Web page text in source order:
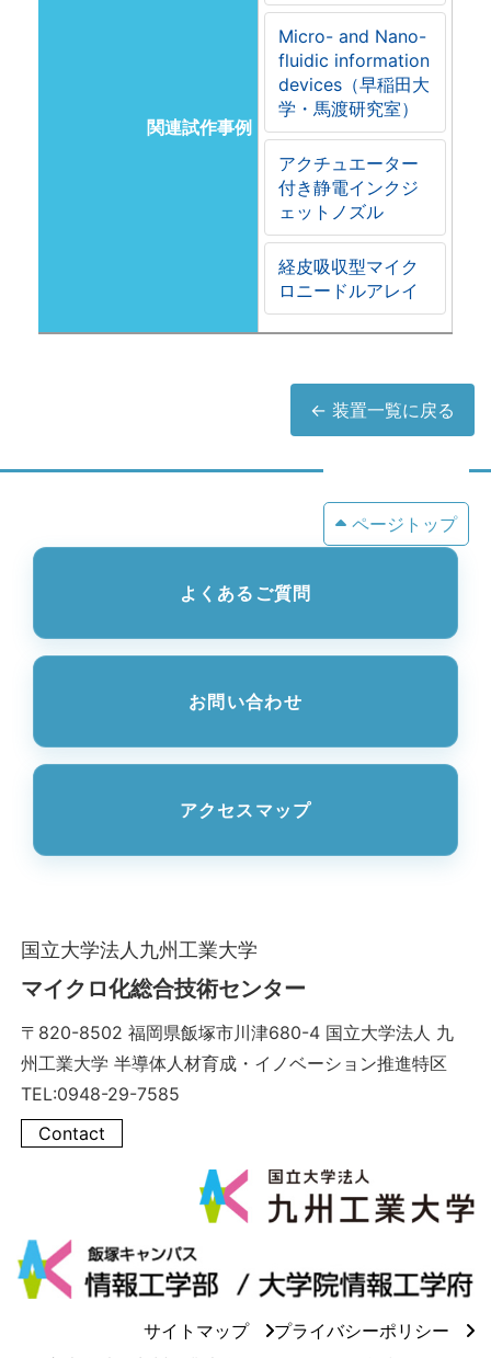
関連試作事例
Micro- and Nano-
fluidic information
devices（早稲田大
学・馬渡研究室）
アクチュエーター
付き静電インクジ
ェットノズル
経皮吸収型マイク
ロニードルアレイ
← 装置一覧に戻る
ページトップ
よくあるご質問
お問い合わせ
アクセスマップ
国立大学法人九州工業大学
マイクロ化総合技術センター
〒820-8502 福岡県飯塚市川津680-4 国立大学法人 九
州工業大学 半導体人材育成・イノベーション推進特区
TEL:0948-29-7585
Contact
プライバシーポリシー
サイトマップ